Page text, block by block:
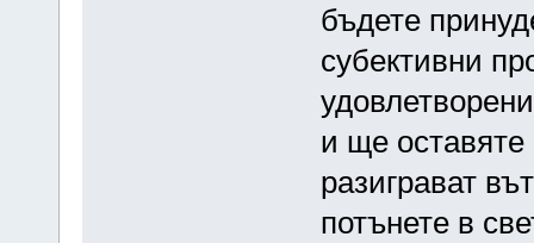
бъдете
субективни
и ще
разиграват
потънете в